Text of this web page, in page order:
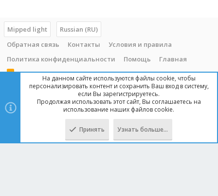
Mipped light
Russian (RU)
Обратная связь
Контакты
Условия и правила
Политика конфиденциальности
Помощь Главная
R
Copyright © 2014 - 2025, mipped.com. Все права защищены. При
копировании материала с сайта, обратная ссылка обязательна!
На данном сайте используются файлы cookie, чтобы
персонализировать контент и сохранить Ваш вход в систему,
если Вы зарегистрируетесь.
Продолжая использовать этот сайт, Вы соглашаетесь на
использование наших файлов cookie.
Принять Узнать больше…